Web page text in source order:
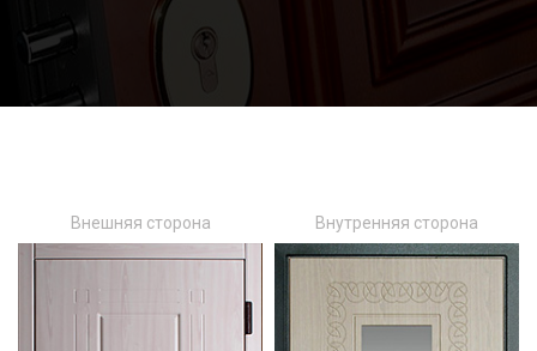
Внешняя сторона Внутренняя сторона